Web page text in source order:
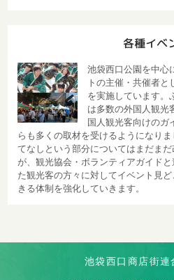
各種イベ
池袋西口公園を中心
トの主催・共催者と
を実施しています。
は多数の外国人観光
国人観光客向けのガ
らも多くの取材を受けるようになり
てなしという部分についてはまだま
が、観光協会・ボランティアガイド
た観光客の方々に対してイベント見
きる体制を強化していきます。
池袋西口商店街連